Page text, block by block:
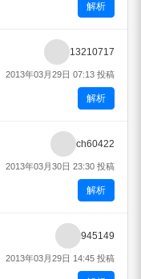
解析
13210717
2013年03月29日 07:13 投稿
解析
ch60422
2013年03月30日 23:30 投稿
解析
945149
2013年03月29日 14:45 投稿